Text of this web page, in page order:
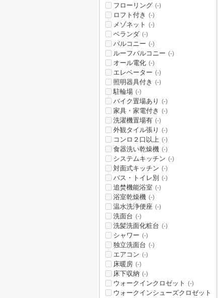
フローリング (-)
ロフト付き (-)
メゾネット (-)
ベランダ (-)
バルコニー (-)
ルーフバルコニー (-)
オール電化 (-)
エレベーター (-)
照明器具付き (-)
駐輪場 (-)
バイク置場あり (-)
家具・家電付き (-)
洗濯機置場有 (-)
外観タイル張り (-)
コンロ２口以上 (-)
食器洗い乾燥機 (-)
システムキッチン (-)
対面式キッチン (-)
バス・トイレ別 (-)
追焚機能浴室 (-)
浴室乾燥機 (-)
温水洗浄便座 (-)
洗面台 (-)
洗髪洗面化粧台 (-)
シャワー (-)
独立洗面台 (-)
エアコン (-)
床暖房 (-)
床下収納 (-)
ウォークインクロゼット (-)
ウォークインシューズクロゼット